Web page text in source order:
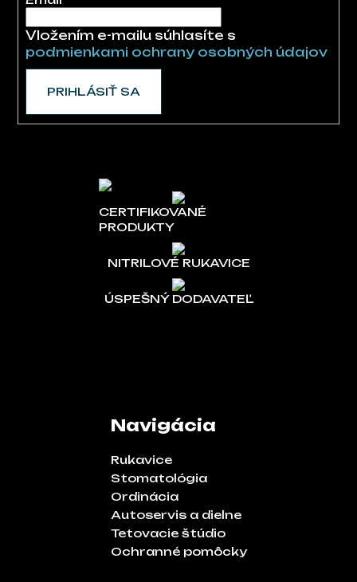
Vložením e-mailu súhlasíte s
podmienkami ochrany osobných údajov
PRIHLÁSIŤ SA
CERTIFIKOVANÉ
PRODUKTY
NITRILOVÉ RUKAVICE
ÚSPEŠNÝ DODAVATEĽ
Navigácia
Rukavice
Stomatológia
Ordinácia
Autoservis a dielne
Tetovacie štúdio
Ochranné pomôcky